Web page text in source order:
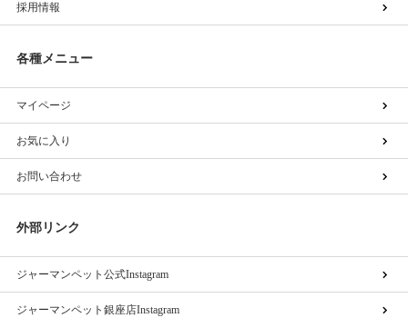
採用情報
各種メニュー
マイページ
お気に入り
お問い合わせ
外部リンク
ジャーマンペット公式Instagram
ジャーマンペット銀座店Instagram